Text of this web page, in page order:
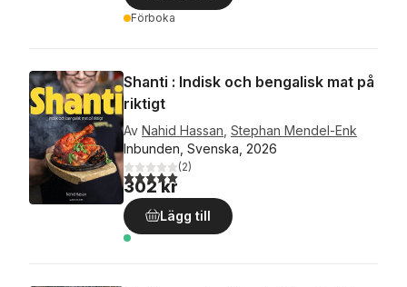
Förboka
Shanti : Indisk och bengalisk mat på
riktigt
Av Nahid Hassan Stephan Mendel-Enk
Inbunden, Svenska, 2026
5,0utav 5 stjärnor. Totalt antal röster:
(2)
302 kr
Lägg till